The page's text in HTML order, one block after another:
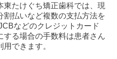
東たけぐち矯正歯科では、現
割払いなど複数の支払方法を
などのクレジットカード
する場合の手数料は患者さん
できます。